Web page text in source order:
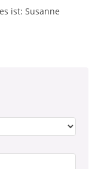
ist: Susanne